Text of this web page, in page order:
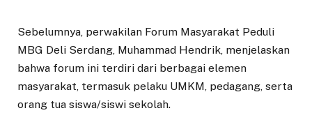
Sebelumnya, perwakilan Forum Masyarakat Peduli
MBG Deli Serdang, Muhammad Hendrik, menjelaskan
bahwa forum ini terdiri dari berbagai elemen
masyarakat, termasuk pelaku UMKM, pedagang, serta
orang tua siswa/siswi sekolah.